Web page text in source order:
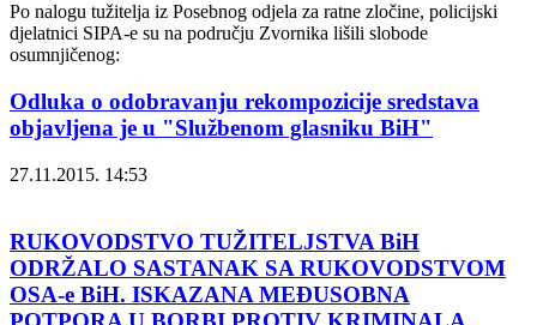
Po nalogu tužitelja iz Posebnog odjela za ratne zločine, policijski
djelatnici SIPA-e su na području Zvornika lišili slobode
osumnjičenog:
Odluka o odobravanju rekompozicije sredstava
objavljena je u "Službenom glasniku BiH"
27.11.2015. 14:53
RUKOVODSTVO TUŽITELJSTVA BiH
ODRŽALO SASTANAK SA RUKOVODSTVOM
OSA-e BiH. ISKAZANA MEĐUSOBNA